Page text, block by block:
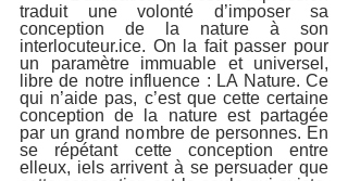
traduit une volonté d’imposer sa
conception de la nature à son
interlocuteur.ice. On la fait passer pour
un paramètre immuable et universel,
libre de notre influence : LA Nature. Ce
qui n’aide pas, c’est que cette certaine
conception de la nature est partagée
par un grand nombre de personnes. En
se répétant cette conception entre
elleux, iels arrivent à se persuader que